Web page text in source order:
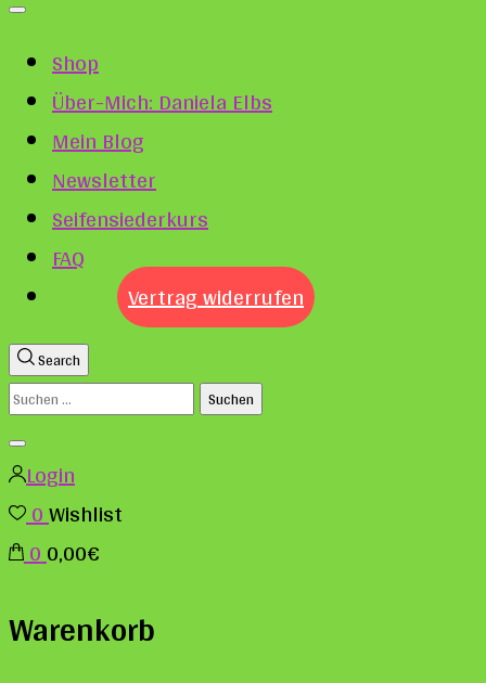
Shop
Über-Mich: Daniela Elbs
Mein Blog
Newsletter
Seifensiederkurs
FAQ
Vertrag widerrufen
Search
Suchen
nach:
Login
0Wishlist
00,00€
Warenkorb